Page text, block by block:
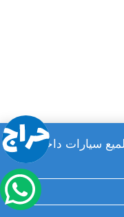
سيارات داخلي